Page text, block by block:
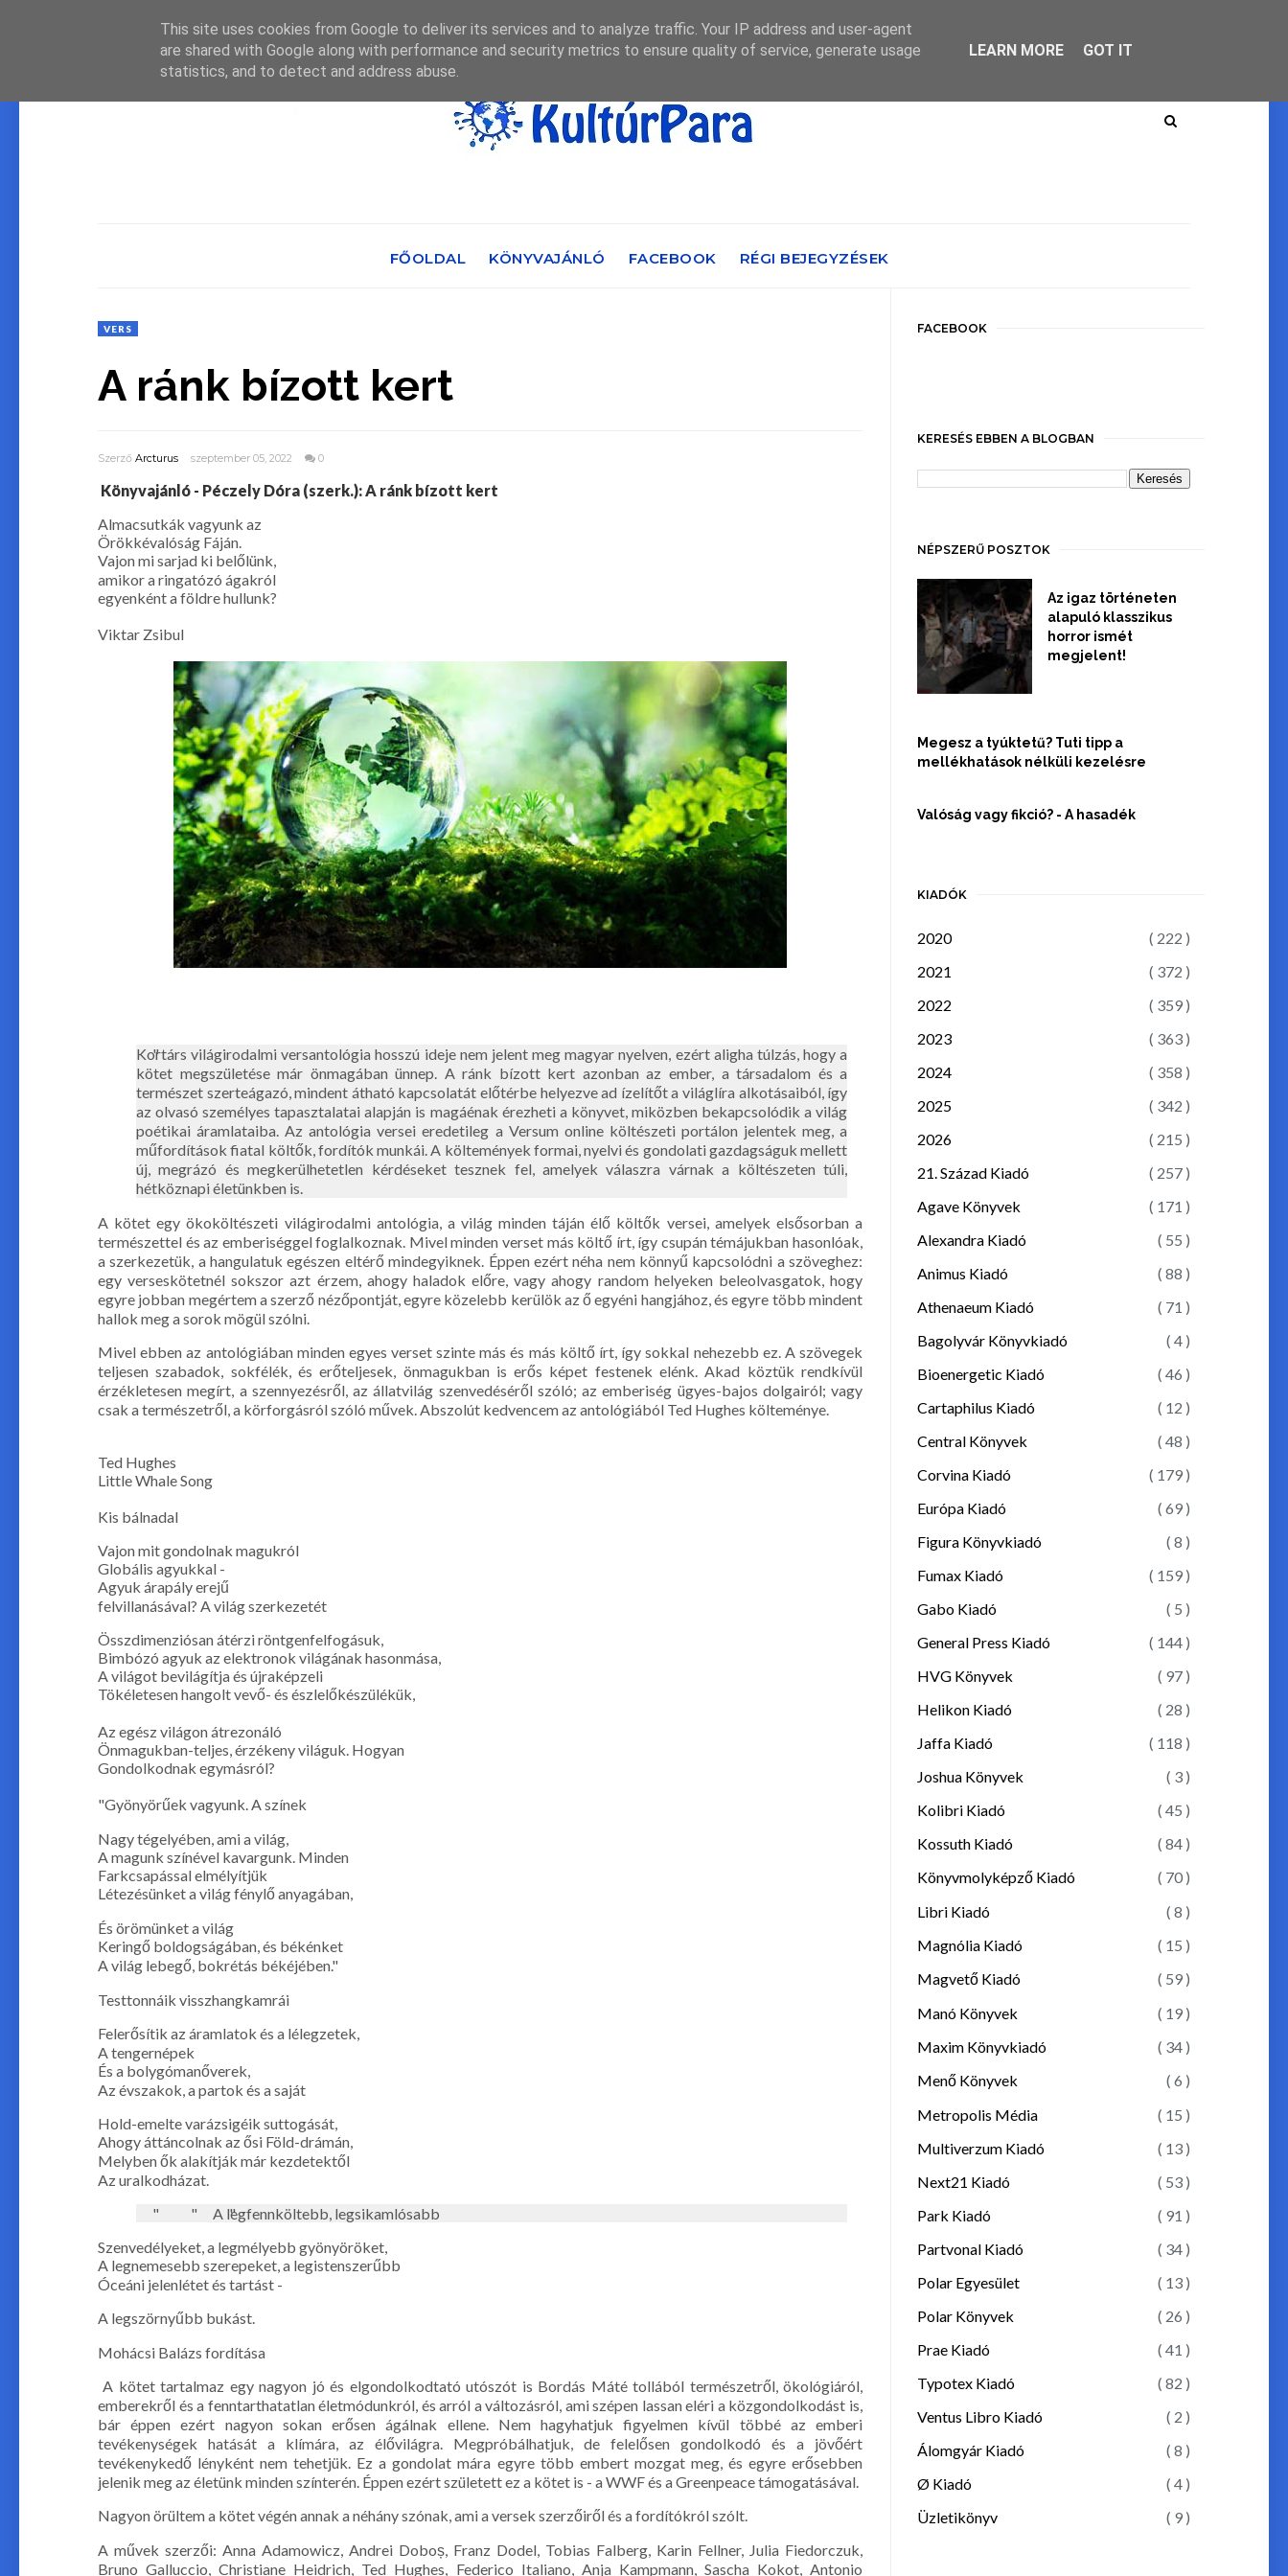
FŐOLDAL KÖNYVAJÁNLÓ FACEBOOK RÉGI BEJEGYZÉSEK
VERS
A ránk bízott kert
Szerző Arcturus szeptember 05, 2022 0
Könyvajánló - Péczely Dóra (szerk.): A ránk bízott kert
Almacsutkák ​vagyunk az
Örökkévalóság Fáján.
Vajon mi sarjad ki belőlünk,
amikor a ringatózó ágakról
egyenként a földre hullunk?
Viktar Zsibul
Kortárs világirodalmi versantológia hosszú ideje nem jelent meg magyar nyelven, ezért aligha túlzás, hogy a
kötet megszületése már önmagában ünnep. A ránk bízott kert azonban az ember, a társadalom és a
természet szerteágazó, mindent átható kapcsolatát előtérbe helyezve ad ízelítőt a világlíra alkotásaiból, így
az olvasó személyes tapasztalatai alapján is magáénak érezheti a könyvet, miközben bekapcsolódik a világ
poétikai áramlataiba. Az antológia versei eredetileg a Versum online költészeti portálon jelentek meg, a
műfordítások fiatal költők, fordítók munkái. A költemények formai, nyelvi és gondolati gazdagságuk mellett
új, megrázó és megkerülhetetlen kérdéseket tesznek fel, amelyek válaszra várnak a költészeten túli,
hétköznapi életünkben is.
A kötet egy ökoköltészeti világirodalmi antológia, a világ minden táján élő költők versei, amelyek elsősorban a
természettel és az emberiséggel foglalkoznak. Mivel minden verset más költő írt, így csupán témájukban hasonlóak,
a szerkezetük, a hangulatuk egészen eltérő mindegyiknek. Éppen ezért néha nem könnyű kapcsolódni a szöveghez:
egy verseskötetnél sokszor azt érzem, ahogy haladok előre, vagy ahogy random helyeken beleolvasgatok, hogy
egyre jobban megértem a szerző nézőpontját, egyre közelebb kerülök az ő egyéni hangjához, és egyre több mindent
hallok meg a sorok mögül szólni.
Mivel ebben az antológiában minden egyes verset szinte más és más költő írt, így sokkal nehezebb ez. A szövegek
teljesen szabadok, sokfélék, és erőteljesek, önmagukban is erős képet festenek elénk. Akad köztük rendkívül
érzékletesen megírt, a szennyezésről, az állatvilág szenvedéséről szóló; az emberiség ügyes-bajos dolgairól; vagy
csak a természetről, a körforgásról szóló művek. Abszolút kedvencem az antológiából Ted Hughes költeménye.
Ted Hughes
Little Whale Song
Kis bálnadal
Vajon mit gondolnak magukról
Globális agyukkal -
Agyuk árapály erejű
felvillanásával? A világ szerkezetét
Összdimenziósan átérzi röntgenfelfogásuk,
Bimbózó agyuk az elektronok világának hasonmása,
A világot bevilágítja és újraképzeli
Tökéletesen hangolt vevő- és észlelőkészülékük,
Az egész világon átrezonáló
Önmagukban-teljes, érzékeny világuk. Hogyan
Gondolkodnak egymásról?
"Gyönyörűek vagyunk. A színek
Nagy tégelyében, ami a világ,
A magunk színével kavargunk. Minden
Farkcsapással elmélyítjük
Létezésünket a világ fénylő anyagában,
És örömünket a világ
Keringő boldogságában, és békénket
A világ lebegő, bokrétás békéjében."
Testtonnáik visszhangkamrái
Felerősítik az áramlatok és a lélegzetek,
A tengernépek
És a bolygómanőverek,
Az évszakok, a partok és a saját
Hold-emelte varázsigéik suttogását,
Ahogy áttáncolnak az ősi Föld-drámán,
Melyben ők alakítják már kezdetektől
Az uralkodházat.
A legfennköltebb, legsikamlósabb
Szenvedélyeket, a legmélyebb gyönyöröket,
A legnemesebb szerepeket, a legistenszerűbb
Óceáni jelenlétet és tartást -
A legszörnyűbb bukást.
Mohácsi Balázs fordítása
A kötet tartalmaz egy nagyon jó és elgondolkodtató utószót is Bordás Máté tollából természetről, ökológiáról,
emberekről és a fenntarthatatlan életmódunkról, és arról a változásról, ami szépen lassan eléri a közgondolkodást is,
bár éppen ezért nagyon sokan erősen ágálnak ellene. Nem hagyhatjuk figyelmen kívül többé az emberi
tevékenységek hatását a klímára, az élővilágra. Megpróbálhatjuk, de felelősen gondolkodó és a jövőért
tevékenykedő lényként nem tehetjük. Ez a gondolat mára egyre több embert mozgat meg, és egyre erősebben
jelenik meg az életünk minden színterén. Éppen ezért született ez a kötet is - a WWF és a Greenpeace támogatásával.
Nagyon örültem a kötet végén annak a néhány szónak, ami a versek szerzőiről és a fordítókról szólt.
A művek szerzői: Anna Adamowicz, Andrei Doboș, Franz Dodel, Tobias Falberg, Karin Fellner, Julia Fiedorczuk,
Bruno Galluccio, Christiane Heidrich, Ted Hughes, Federico Italiano, Anja Kampmann, Sascha Kokot, Antonio
FACEBOOK
KERESÉS EBBEN A BLOGBAN
NÉPSZERŰ POSZTOK
Az igaz történeten
alapuló klasszikus
horror ismét
megjelent!
Megesz a tyúktetű? Tuti tipp a
mellékhatások nélküli kezelésre
Valóság vagy fikció? - A hasadék
KIADÓK
2020
( 222 )
2021
( 372 )
2022
( 359 )
2023
( 363 )
2024
( 358 )
2025
( 342 )
2026
( 215 )
21. Század Kiadó
( 257 )
Agave Könyvek
( 171 )
Alexandra Kiadó
( 55 )
Animus Kiadó
( 88 )
Athenaeum Kiadó
( 71 )
Bagolyvár Könyvkiadó
( 4 )
Bioenergetic Kiadó
( 46 )
Cartaphilus Kiadó
( 12 )
Central Könyvek
( 48 )
Corvina Kiadó
( 179 )
Európa Kiadó
( 69 )
Figura Könyvkiadó
( 8 )
Fumax Kiadó
( 159 )
Gabo Kiadó
( 5 )
General Press Kiadó
( 144 )
HVG Könyvek
( 97 )
Helikon Kiadó
( 28 )
Jaffa Kiadó
( 118 )
Joshua Könyvek
( 3 )
Kolibri Kiadó
( 45 )
Kossuth Kiadó
( 84 )
Könyvmolyképző Kiadó
( 70 )
Libri Kiadó
( 8 )
Magnólia Kiadó
( 15 )
Magvető Kiadó
( 59 )
Manó Könyvek
( 19 )
Maxim Könyvkiadó
( 34 )
Menő Könyvek
( 6 )
Metropolis Média
( 15 )
Multiverzum Kiadó
( 13 )
Next21 Kiadó
( 53 )
Park Kiadó
( 91 )
Partvonal Kiadó
( 34 )
Polar Egyesület
( 13 )
Polar Könyvek
( 26 )
Prae Kiadó
( 41 )
Typotex Kiadó
( 82 )
Ventus Libro Kiadó
( 2 )
Álomgyár Kiadó
( 8 )
Ø Kiadó
( 4 )
Üzletikönyv
( 9 )
This site uses cookies from Google to deliver its services and to analyze traffic. Your IP address and user-agent
are shared with Google along with performance and security metrics to ensure quality of service, generate usage
statistics, and to detect and address abuse.
LEARN MORE GOT IT